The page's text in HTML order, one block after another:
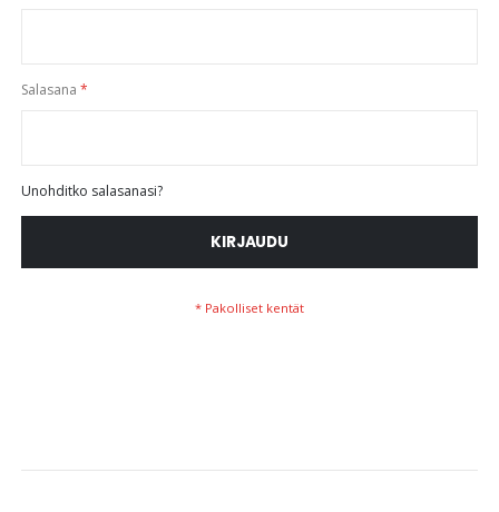
Salasana
Unohditko salasanasi?
KIRJAUDU